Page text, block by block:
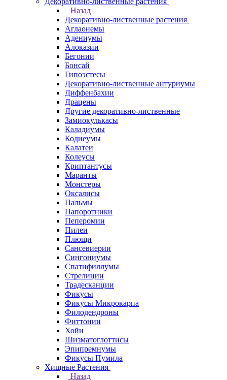
Назад
Декоративно-лиственные растения
Аглаонемы
Адениумы
Алоказии
Бегонии
Бонсай
Гипоэстесы
Декоративно-лиственные антуриумы
Диффенбахии
Драцены
Другие декоративно-лиственные
Замиокулькасы
Каладиумы
Кодиеумы
Калатеи
Колеусы
Криптантусы
Маранты
Монстеры
Оксалисы
Пальмы
Папоротники
Пеперомии
Пилеи
Плющи
Сансевиерии
Сингониумы
Спатифиллумы
Стрелиции
Традесканции
Фикусы
Фикусы Микрокарпа
Филодендроны
Фиттонии
Хойи
Шизматоглоттисы
Эпипремнумы
Фикусы Пумила
Хищные Растения
Назад